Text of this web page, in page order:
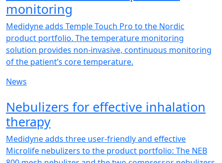
monitoring
Medidyne adds Temple Touch Pro to the Nordic
product portfolio. The temperature monitoring
solution provides non-invasive, continuous monitoring
of the patient’s core temperature.
News
Nebulizers for effective inhalation
therapy
Medidyne adds three user-friendly and effective
Microlife nebulizers to the product portfolio: The NEB